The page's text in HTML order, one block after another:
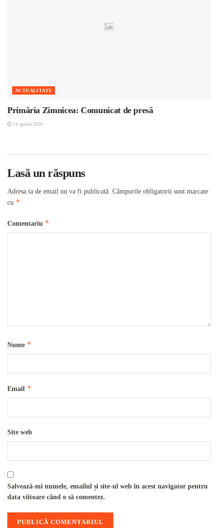
ACTUALITATE
Primăria Zimnicea: Comunicat de presă
14 aprilie 2026
Lasă un răspuns
Adresa ta de email nu va fi publicată. Câmpurile obligatorii sunt marcate
cu *
Comentariu *
Nume *
Email *
Site web
Salvează-mi numele, emailul și site-ul web în acest navigator pentru
data viitoare când o să comentez.